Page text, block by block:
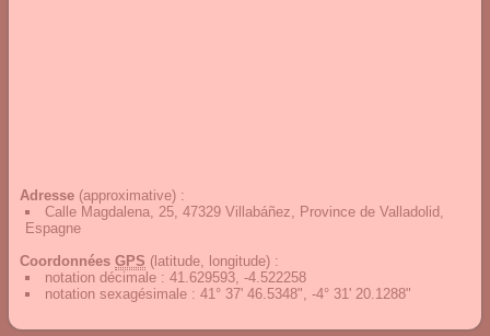
Adresse (approximative) :
Calle Magdalena, 25, 47329 Villabáñez, Province de Valladolid,
Espagne
Coordonnées GPS (latitude, longitude) :
notation décimale : 41.629593, -4.522258
notation sexagésimale : 41° 37' 46.5348", -4° 31' 20.1288"